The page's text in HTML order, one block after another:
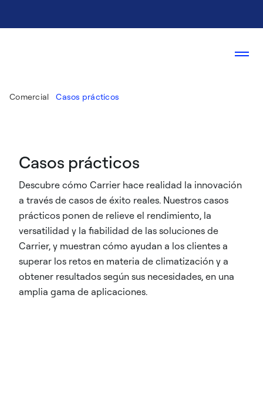
Comercial Casos prácticos
Casos prácticos
Descubre cómo Carrier hace realidad la innovación
a través de casos de éxito reales. Nuestros casos
prácticos ponen de relieve el rendimiento, la
versatilidad y la fiabilidad de las soluciones de
Carrier, y muestran cómo ayudan a los clientes a
superar los retos en materia de climatización y a
obtener resultados según sus necesidades, en una
amplia gama de aplicaciones.